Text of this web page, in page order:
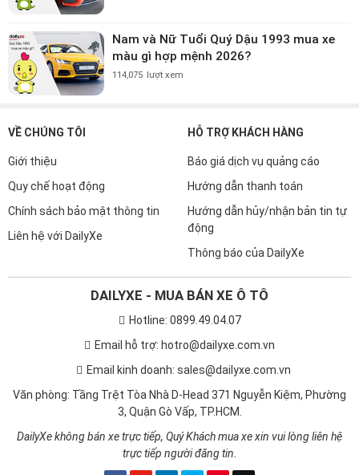
Nam và Nữ Tuổi Quý Dậu 1993 mua xe
màu gì hợp mệnh 2026?
114,075 lượt xem
VỀ CHÚNG TÔI
Giới thiệu
Quy chế hoạt động
Chính sách bảo mật thông tin
Liên hệ với DailyXe
HỖ TRỢ KHÁCH HÀNG
Báo giá dịch vụ quảng cáo
Hướng dẫn thanh toán
Hướng dẫn hủy/nhận bản tin tự
động
Thông báo của DailyXe
DAILYXE - MUA BÁN XE Ô TÔ
Hotline: 0899.49.04.07
Email hỗ trợ: hotro@dailyxe.com.vn
Email kinh doanh: sales@dailyxe.com.vn
Văn phòng: Tầng Trệt Tòa Nhà D-Head 371 Nguyễn Kiệm, Phường
3, Quận Gò Vấp, TP.HCM.
DailyXe không bán xe trực tiếp, Quý Khách mua xe xin vui lòng liên hệ
trực tiếp người đăng tin.